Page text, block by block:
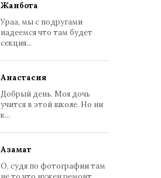
Жанбота
Ураа, мы с подругами
надеемся что там будет
секция...
Анастасия
Добрый день. Моя дочь
учится в этой школе. Но ни
к...
Азамат
О, судя по фотографии там